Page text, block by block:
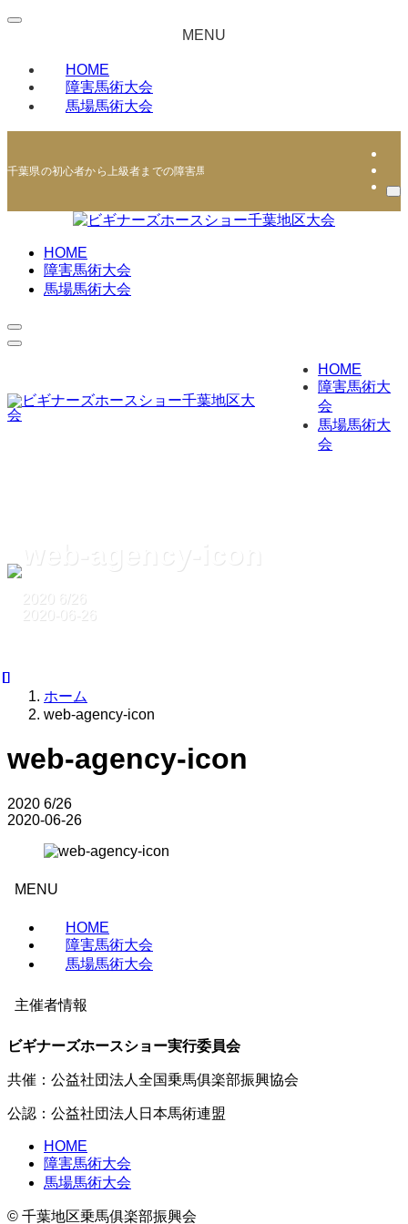
MENU
HOME
障害馬術大会
馬場馬術大会
千葉県の初心者から上級者までの障害馬術・馬場馬術競技会 | ビギナーズホー
HOME
障害馬術大会
馬場馬術大会
HOME
障害馬術大
会
馬場馬術大
会
web-agency-icon
2020 6/26
2020-06-26
ホーム
web-agency-icon
web-agency-icon
2020 6/26
2020-06-26
MENU
HOME
障害馬術大会
馬場馬術大会
主催者情報
ビギナーズホースショー実行委員会
共催：公益社団法人全国乗馬俱楽部振興協会
公認：公益社団法人日本馬術連盟
HOME
障害馬術大会
馬場馬術大会
© 千葉地区乗馬俱楽部振興会